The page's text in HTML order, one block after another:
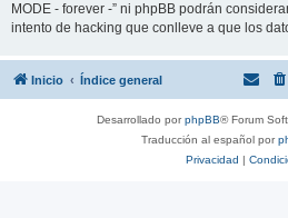
MODE - forever -” ni phpBB podrán
intento de hacking que conlleve a que los
Inicio Índice general
Desarrollado porphpBB® Forum
Traducción al español por
Privacidad |